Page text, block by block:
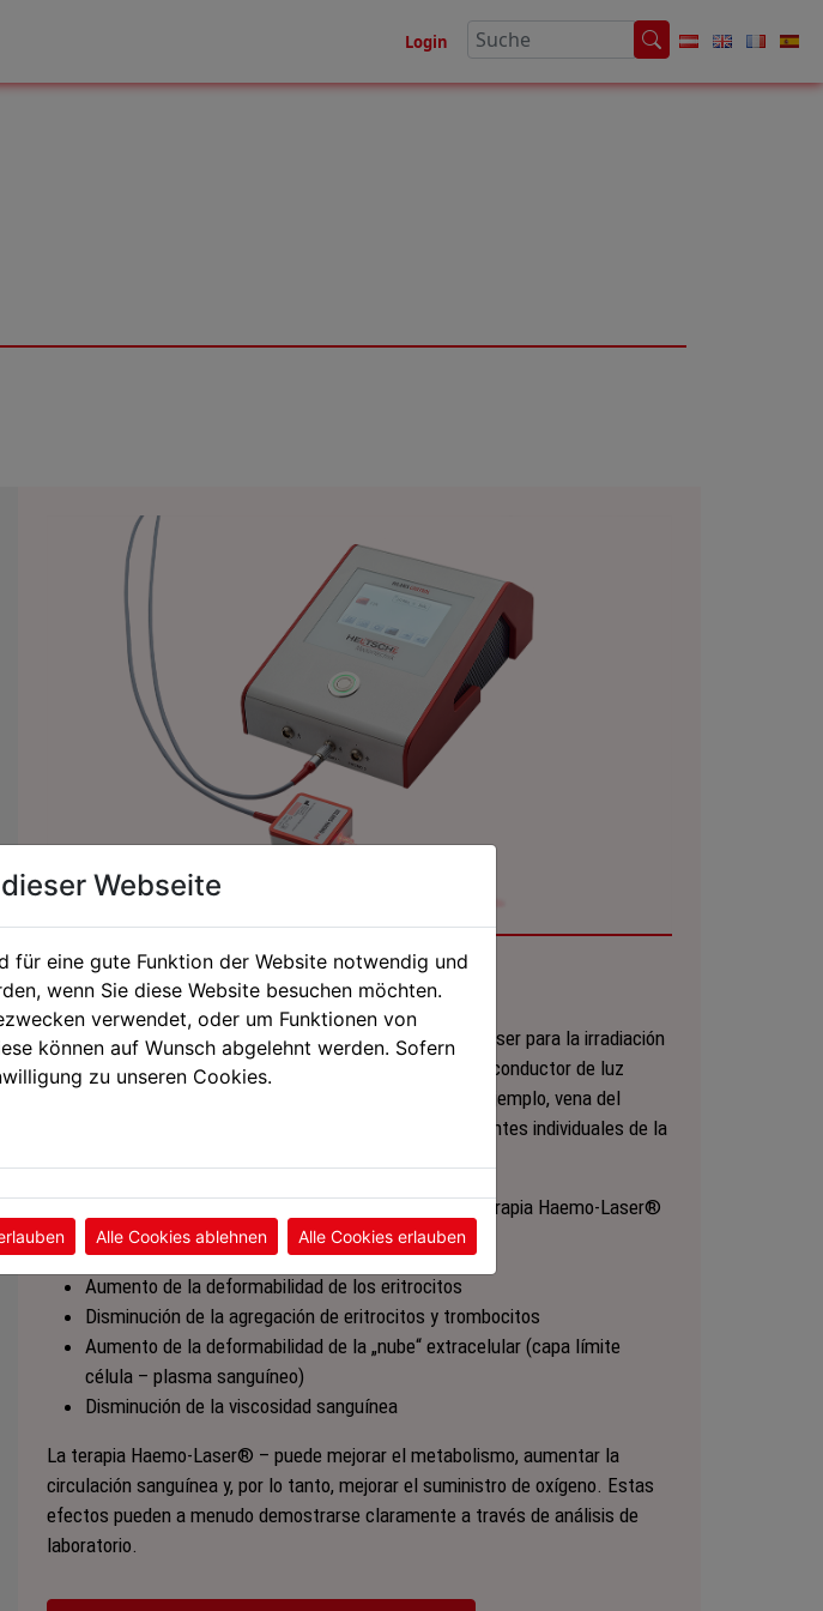
Login
Modo de acción Haemo-Laser®
La terapia Haemo-Laser® – utiliza la energía de la luz láser para la irradiación
directa de la sangre. La luz láser se guía a través de un conductor de luz
especial de un solo uso directamente en una vena (por ejemplo, vena del
antebrazo) y actúa así directamente sobre los componentes individuales de la
Los siguientes efectos pueden lograrse a través de la terapia Haemo-Laser®
–:
Aumento de la deformabilidad de los eritrocitos
Disminución de la agregación de eritrocitos y trombocitos
Aumento de la deformabilidad de la „nube“ extracelular (capa límite
célula – plasma sanguíneo)
Disminución de la viscosidad sanguínea
La terapia Haemo-Laser® – puede mejorar el metabolismo, aumentar la
circulación sanguínea y, por lo tanto, mejorar el suministro de oxígeno. Estas
efectos pueden a menudo demostrarse claramente a través de análisis de
laboratorio.
Webseite
für eine gute Funktion der Website notwendig und
wenn Sie diese Website besuchen möchten.
verwendet, oder um Funktionen von
können auf Wunsch abgelehnt werden. Sofern
zu unseren Cookies.
Alle Cookies ablehnen Alle Cookies erlauben